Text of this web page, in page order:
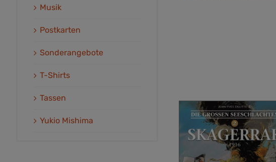
Musik
Postkarten
Sonderangebote
T-Shirts
Tassen
Yukio Mishima